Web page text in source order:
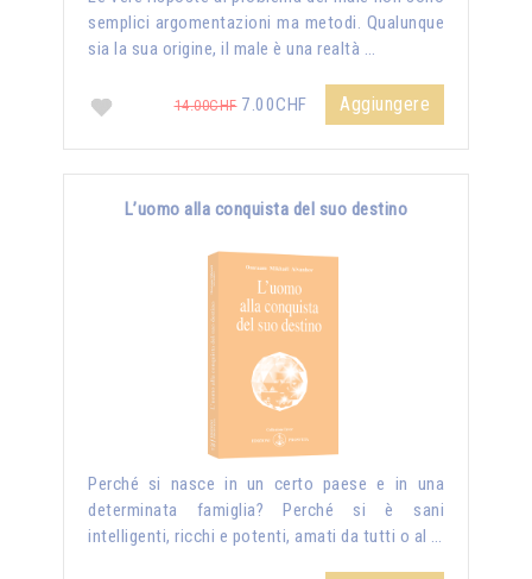
semplici argomentazioni ma metodi. Qualunque
sia la sua origine, il male è una realtà …
14.00CHF7.00CHF Aggiungere
L’uomo alla conquista del suo destino
Perché si nasce in un certo paese e in una
determinata famiglia? Perché si è sani
intelligenti, ricchi e potenti, amati da tutti o al …